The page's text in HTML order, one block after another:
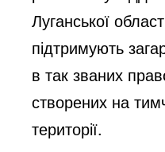
Луганської
підтримують
в так званих
створених на
території.